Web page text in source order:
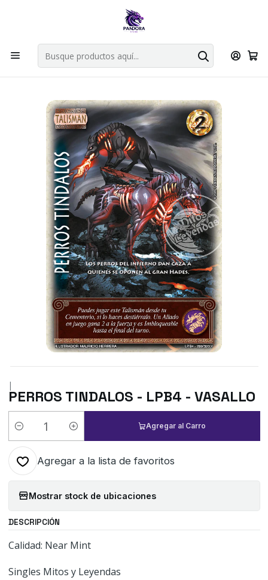
Por compras en cartas singles superiores a 49.990 el envio es
Explorar singles
Inicio Juegos de cartas TCG Mitos y Leyendas TCG
Singles Primer Bloque MYL Talisman
|
PERROS TINDALOS - LPB4 - VASALLO
Cantidad
Agregar al Carro
Agregar a la lista de favoritos
Mostrar stock de ubicaciones
DESCRIPCIÓN
Calidad: Near Mint
Singles Mitos y Leyendas